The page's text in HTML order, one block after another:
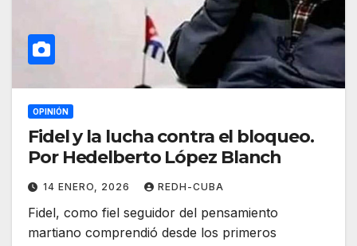
OPINIÓN
Fidel y la lucha contra el bloqueo.
Por Hedelberto López Blanch
14 ENERO, 2026 REDH-CUBA
Fidel, como fiel seguidor del pensamiento
martiano comprendió desde los primeros